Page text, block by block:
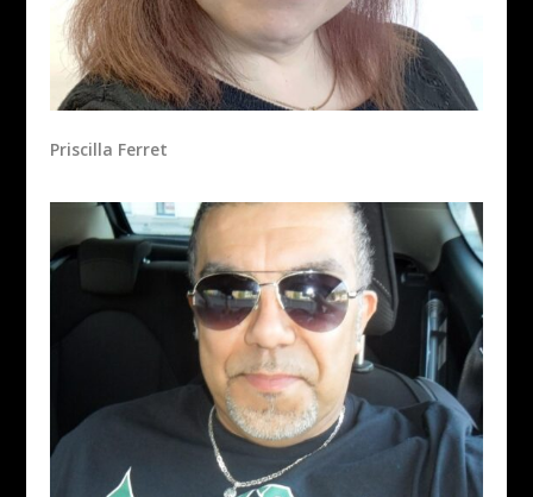
Priscilla Ferret